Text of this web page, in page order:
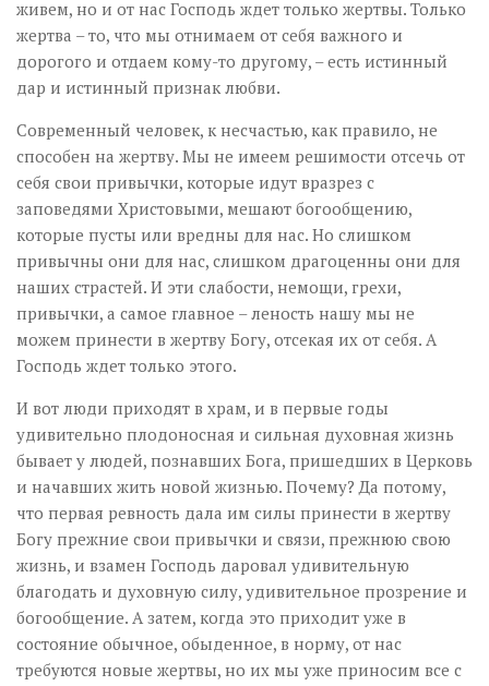
живем, но и от нас Господь ждет только жертвы. Только
жертва – то, что мы отнимаем от себя важного и
дорогого и отдаем кому-то другому, – есть истинный
дар и истинный признак любви.
Современный человек, к несчастью, как правило, не
способен на жертву. Мы не имеем решимости отсечь от
себя свои привычки, которые идут вразрез с
заповедями Христовыми, мешают богообщению,
которые пусты или вредны для нас. Но слишком
привычны они для нас, слишком драгоценны они для
наших страстей. И эти слабости, немощи, грехи,
привычки, а самое главное – леность нашу мы не
можем принести в жертву Богу, отсекая их от себя. А
Господь ждет только этого.
И вот люди приходят в храм, и в первые годы
удивительно плодоносная и сильная духовная жизнь
бывает у людей, познавших Бога, пришедших в Церковь
и начавших жить новой жизнью. Почему? Да потому,
что первая ревность дала им силы принести в жертву
Богу прежние свои привычки и связи, прежнюю свою
жизнь, и взамен Господь даровал удивительную
благодать и духовную силу, удивительное прозрение и
богообщение. А затем, когда это приходит уже в
состояние обычное, обыденное, в норму, от нас
требуются новые жертвы, но их мы уже приносим все с